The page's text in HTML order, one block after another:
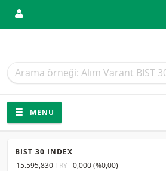
Arama
Arama
Gezinti
Sitede gezinti
MENU
BIST 30 INDEX
15.595,830 TRY 0,000(%0,00)